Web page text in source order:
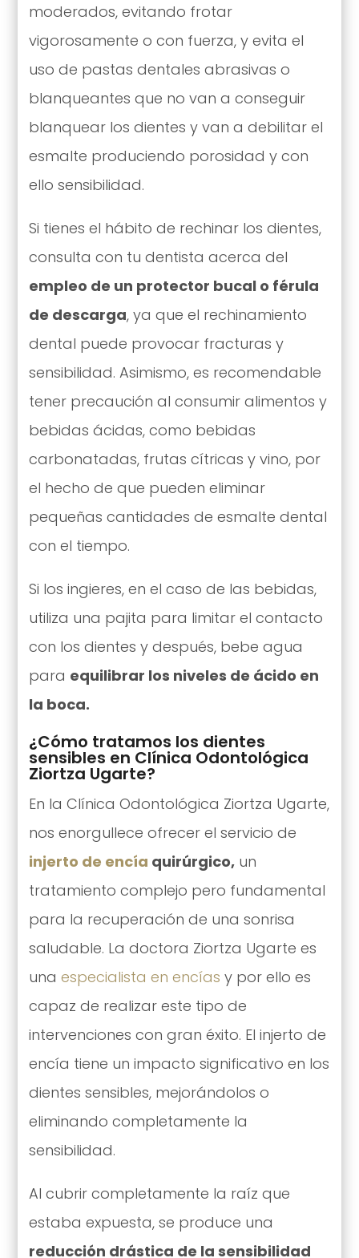
moderados, evitando frotar
vigorosamente o con fuerza, y evita el
uso de pastas dentales abrasivas o
blanqueantes que no van a conseguir
blanquear los dientes y van a debilitar el
esmalte produciendo porosidad y con
ello sensibilidad.
Si tienes el hábito de rechinar los dientes,
consulta con tu dentista acerca del
empleo de un protector bucal o férula
de descarga, ya que el rechinamiento
dental puede provocar fracturas y
sensibilidad. Asimismo, es recomendable
tener precaución al consumir alimentos y
bebidas ácidas, como bebidas
carbonatadas, frutas cítricas y vino, por
el hecho de que pueden eliminar
pequeñas cantidades de esmalte dental
con el tiempo.
Si los ingieres, en el caso de las bebidas,
utiliza una pajita para limitar el contacto
con los dientes y después, bebe agua
para equilibrar los niveles de ácido en
la boca.
¿Cómo tratamos los dientes
sensibles en Clínica Odontológica
Ziortza Ugarte?
En la Clínica Odontológica Ziortza Ugarte,
nos enorgullece ofrecer el servicio de
injerto de encía quirúrgico,un
tratamiento complejo pero fundamental
para la recuperación de una sonrisa
saludable. La doctora Ziortza Ugarte es
una especialista en encías y por ello es
capaz de realizar este tipo de
intervenciones con gran éxito. El injerto de
encía tiene un impacto significativo en los
dientes sensibles, mejorándolos o
eliminando completamente la
sensibilidad.
Al cubrir completamente la raíz que
estaba expuesta, se produce una
reducción drástica de la sensibilidad